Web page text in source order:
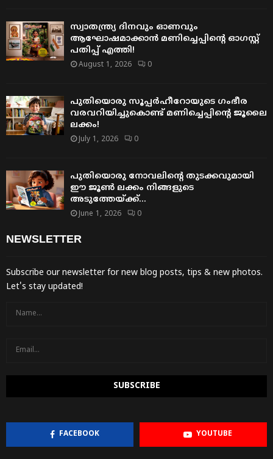
സ്വാതന്ത്ര്യ ദിനവും ഓണവും
ആഘോഷമാക്കാൻ മണിച്ചെപ്പിന്റെ ഓഗസ്റ്റ്
പതിപ്പ് എത്തി!
August 1, 2026 0
പുതിയൊരു സൂപ്പർഹീറോയുടെ ഗംഭീര
വരവറിയിച്ചുകൊണ്ട് മണിച്ചെപ്പിന്റെ ജൂലൈ
ലക്കം!
July 1, 2026 0
പുതിയൊരു നോവലിന്റെ തുടക്കവുമായി
ഈ ജൂൺ ലക്കം നിങ്ങളുടെ
അടുത്തേയ്ക്ക്…
June 1, 2026 0
NEWSLETTER
Subscribe our newsletter for new blog posts, tips & new photos.
Let's stay updated!
FACEBOOK YOUTUBE